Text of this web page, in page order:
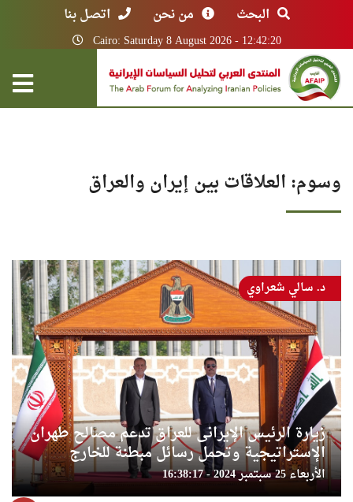
البحث من نحن اتصل بنا
Cairo: Saturday 8 August 2026 - 12:42:20
وسوم: العلاقات بين إيران والعراق
زيارة الرئيس الإيرانى للعراق تدعم مصالح طهران
الإستراتيجية وتحمل رسائل مبطنة للخارج
الأربعاء 25 سبتمبر 2024 - 16:38:17
د. سالي شعراوي